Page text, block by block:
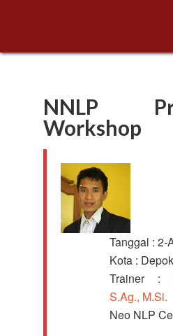
NNLP
Workshop
Tanggal : 2-
Kota : Depok
Trainer
S.Ag., M.Si.
Neo NLP